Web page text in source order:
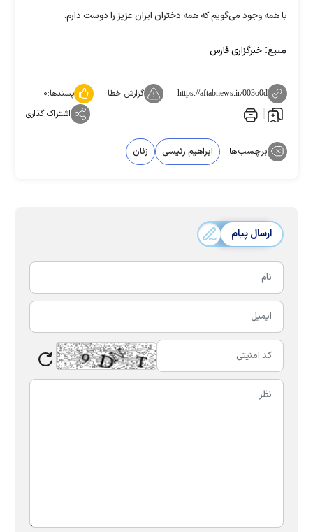
با همه وجود می‌گویم که همه دختران ایران عزیز را دوست دارم.
منبع: خبرگزاری فارس
https://aftabnews.ir/003o0d گزارش خطا پسندها:۰
اشتراک گذاری
برچسب‌ها: ابراهیم رئیسی زنان
ارسال پیام